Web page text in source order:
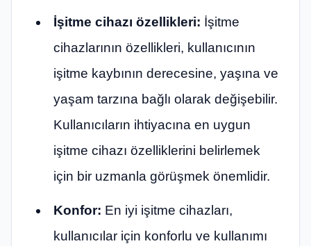
İşitme cihazı özellikleri: İşitme
cihazlarının özellikleri, kullanıcının
işitme kaybının derecesine, yaşına ve
yaşam tarzına bağlı olarak değişebilir.
Kullanıcıların ihtiyacına en uygun
işitme cihazı özelliklerini belirlemek
için bir uzmanla görüşmek önemlidir.
Konfor: En iyi işitme cihazları,
kullanıcılar için konforlu ve kullanımı